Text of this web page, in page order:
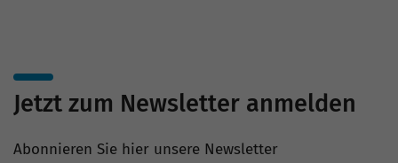
Jetzt zum Newsletter anmelden
Abonnieren Sie hier unsere Newsletter